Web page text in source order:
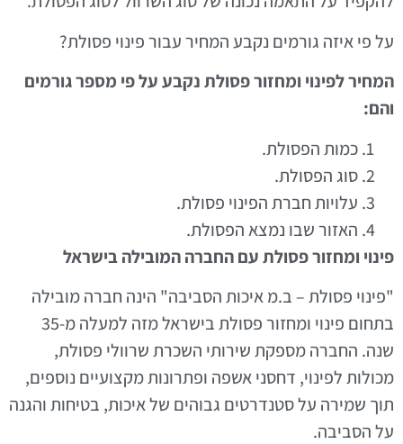
על פי איזה גורמים נקבע המחיר עבור פינוי פסולת?
המחיר לפינוי ומחזור פסולת נקבע על פי מספר גורמים
והם:
כמות הפסולת.
סוג הפסולת.
עלויות חברת הפינוי פסולת.
האזור שבו נמצא הפסולת.
פינוי ומחזור פסולת עם החברה המובילה בישראל
"פינוי פסולת – ב.מ איכות הסביבה" הינה חברה מובילה
בתחום פינוי ומחזור פסולת בישראל מזה למעלה מ-35
שנה. החברה מספקת שירותי השכרת שרוולי פסולת,
מכולות לפינוי, דחסני אשפה ופתרונות מקצועיים נוספים,
תוך שמירה על סטנדרטים גבוהים של איכות, בטיחות והגנה
על הסביבה.